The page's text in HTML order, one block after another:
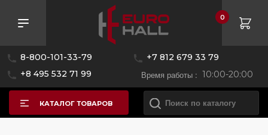
8-800-101-33-79
+7 812 679 33 79
+8 495 532 71 99
Время работы : 10:00-20:00
0
КАТАЛОГ ТОВАРОВ